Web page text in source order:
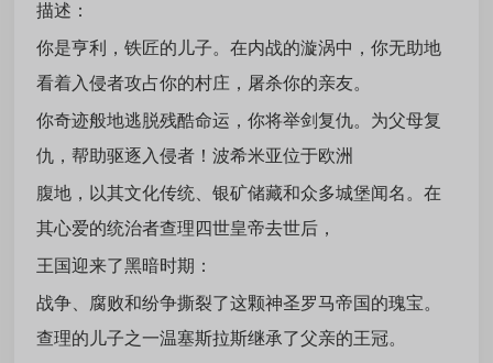
描述：
你是亨利，铁匠的儿子。在内战的漩涡中，你无助地
看着入侵者攻占你的村庄，屠杀你的亲友。
你奇迹般地逃脱残酷命运，你将举剑复仇。为父母复
仇，帮助驱逐入侵者！波希米亚位于欧洲
腹地，以其文化传统、银矿储藏和众多城堡闻名。在
其心爱的统治者查理四世皇帝去世后，
王国迎来了黑暗时期：
战争、腐败和纷争撕裂了这颗神圣罗马帝国的瑰宝。
查理的儿子之一温塞斯拉斯继承了父亲的王冠。